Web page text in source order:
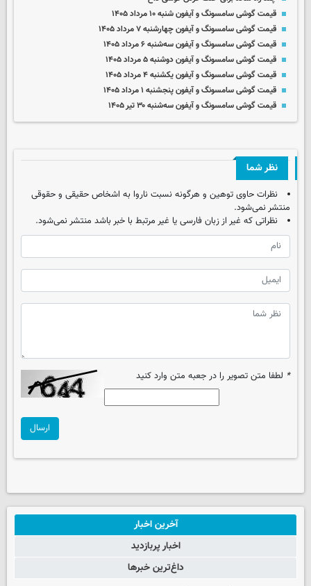
قیمت گوشی سامسونگ و آیفون شنبه ۱۰ مرداد ۱۴۰۵
قیمت گوشی سامسونگ و آیفون چهارشنبه ۷ مرداد ۱۴۰۵
قیمت گوشی سامسونگ و آیفون سه‌شنبه ۶ مرداد ۱۴۰۵
قیمت گوشی سامسونگ و آیفون دوشنبه ۵ مرداد ۱۴۰۵
قیمت گوشی سامسونگ و آیفون یکشنبه ۴ مرداد ۱۴۰۵
قیمت گوشی سامسونگ و آیفون پنجشنبه ۱ مرداد ۱۴۰۵
قیمت گوشی سامسونگ و آیفون سه‌شنبه ۳۰ تیر ۱۴۰۵
نظر شما
نظرات حاوی توهین و هرگونه نسبت ناروا به اشخاص حقیقی و حقوقی
منتشر نمی‌شود.
نظراتی که غیر از زبان فارسی یا غیر مرتبط با خبر باشد منتشر نمی‌شود.
* لطفا متن تصویر را در جعبه متن وارد کنید
ارسال
آخرین اخبار
اخبار پربازدید
داغ‌ترین خبرها